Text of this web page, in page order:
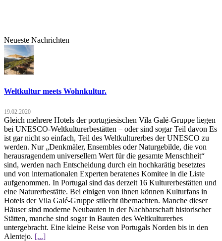
Neueste Nachrichten
Weltkultur meets Wohnkultur.
19.02.2020
Gleich mehrere Hotels der portugiesischen Vila Galé-Gruppe liegen
bei UNESCO-Weltkulturerbestätten – oder sind sogar Teil davon Es
ist gar nicht so einfach, Teil des Weltkulturerbes der UNESCO zu
werden. Nur „Denkmäler, Ensembles oder Naturgebilde, die von
herausragendem universellem Wert für die gesamte Menschheit“
sind, werden nach Entscheidung durch ein hochkarätig besetztes
und von internationalen Experten beratenes Komitee in die Liste
aufgenommen. In Portugal sind das derzeit 16 Kulturerbestätten und
eine Naturerbestätte. Bei einigen von ihnen können Kulturfans in
Hotels der Vila Galé-Gruppe stilecht übernachten. Manche dieser
Häuser sind moderne Neubauten in der Nachbarschaft historischer
Stätten, manche sind sogar in Bauten des Weltkulturerbes
untergebracht. Eine kleine Reise von Portugals Norden bis in den
Alentejo. [...]